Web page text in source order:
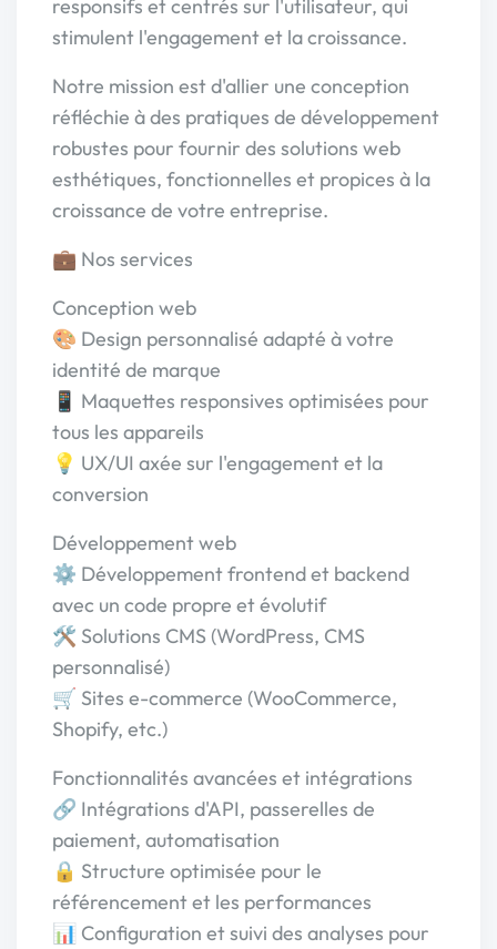
responsifs et centrés sur l'utilisateur, qui
stimulent l'engagement et la croissance.
Notre mission est d'allier une conception
réfléchie à des pratiques de développement
robustes pour fournir des solutions web
esthétiques, fonctionnelles et propices à la
croissance de votre entreprise.
💼 Nos services
Conception web
🎨 Design personnalisé adapté à votre
identité de marque
📱 Maquettes responsives optimisées pour
tous les appareils
💡 UX/UI axée sur l'engagement et la
conversion
Développement web
⚙️ Développement frontend et backend
avec un code propre et évolutif
🛠️ Solutions CMS (WordPress, CMS
personnalisé)
🛒 Sites e-commerce (WooCommerce,
Shopify, etc.)
Fonctionnalités avancées et intégrations
🔗 Intégrations d'API, passerelles de
paiement, automatisation
🔒 Structure optimisée pour le
référencement et les performances
📊 Configuration et suivi des analyses pour